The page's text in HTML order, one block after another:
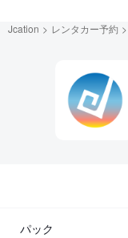
Jcation レンタカー予約
パック